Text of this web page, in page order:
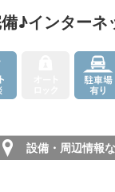
♪インター
設備・周辺情報